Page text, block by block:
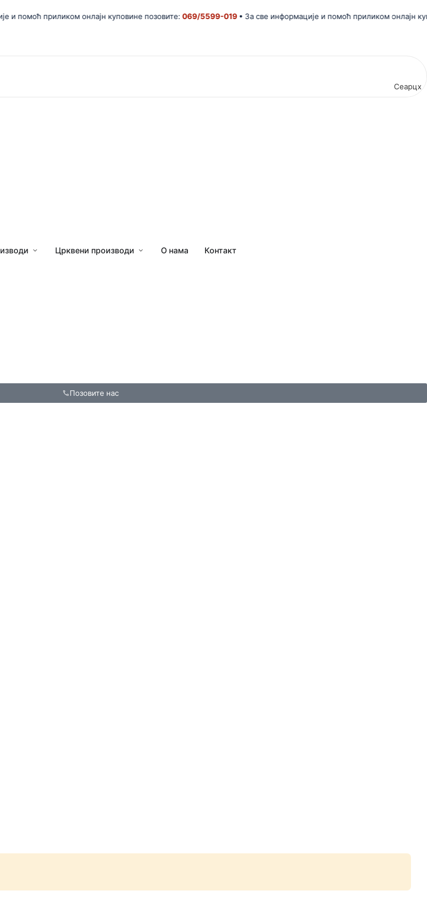
помоћ приликом онлајн куповине позовите:069/5599-019• За све информације и помоћ приликом онлајн
Сеарцх
Црквени производи О нама Контакт
Позовите нас